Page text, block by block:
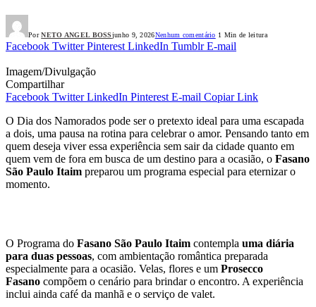
Por NETO ANGEL BOSSjunho 9, 2026Nenhum comentário 1 Min de leitura
Facebook Twitter Pinterest LinkedIn Tumblr E-mail
Imagem/Divulgação
Compartilhar
Facebook Twitter LinkedIn Pinterest E-mail Copiar Link
O Dia dos Namorados pode ser o pretexto ideal para uma escapada
a dois, uma pausa na rotina para celebrar o amor. Pensando tanto em
quem deseja viver essa experiência sem sair da cidade quanto em
quem vem de fora em busca de um destino para a ocasião, o Fasano
São Paulo Itaim preparou um programa especial para eternizar o
momento.
O Programa do Fasano São Paulo Itaim contempla uma diária
para duas pessoas, com ambientação romântica preparada
especialmente para a ocasião. Velas, flores e um Prosecco
Fasano compõem o cenário para brindar o encontro. A experiência
inclui ainda café da manhã e o serviço de valet.